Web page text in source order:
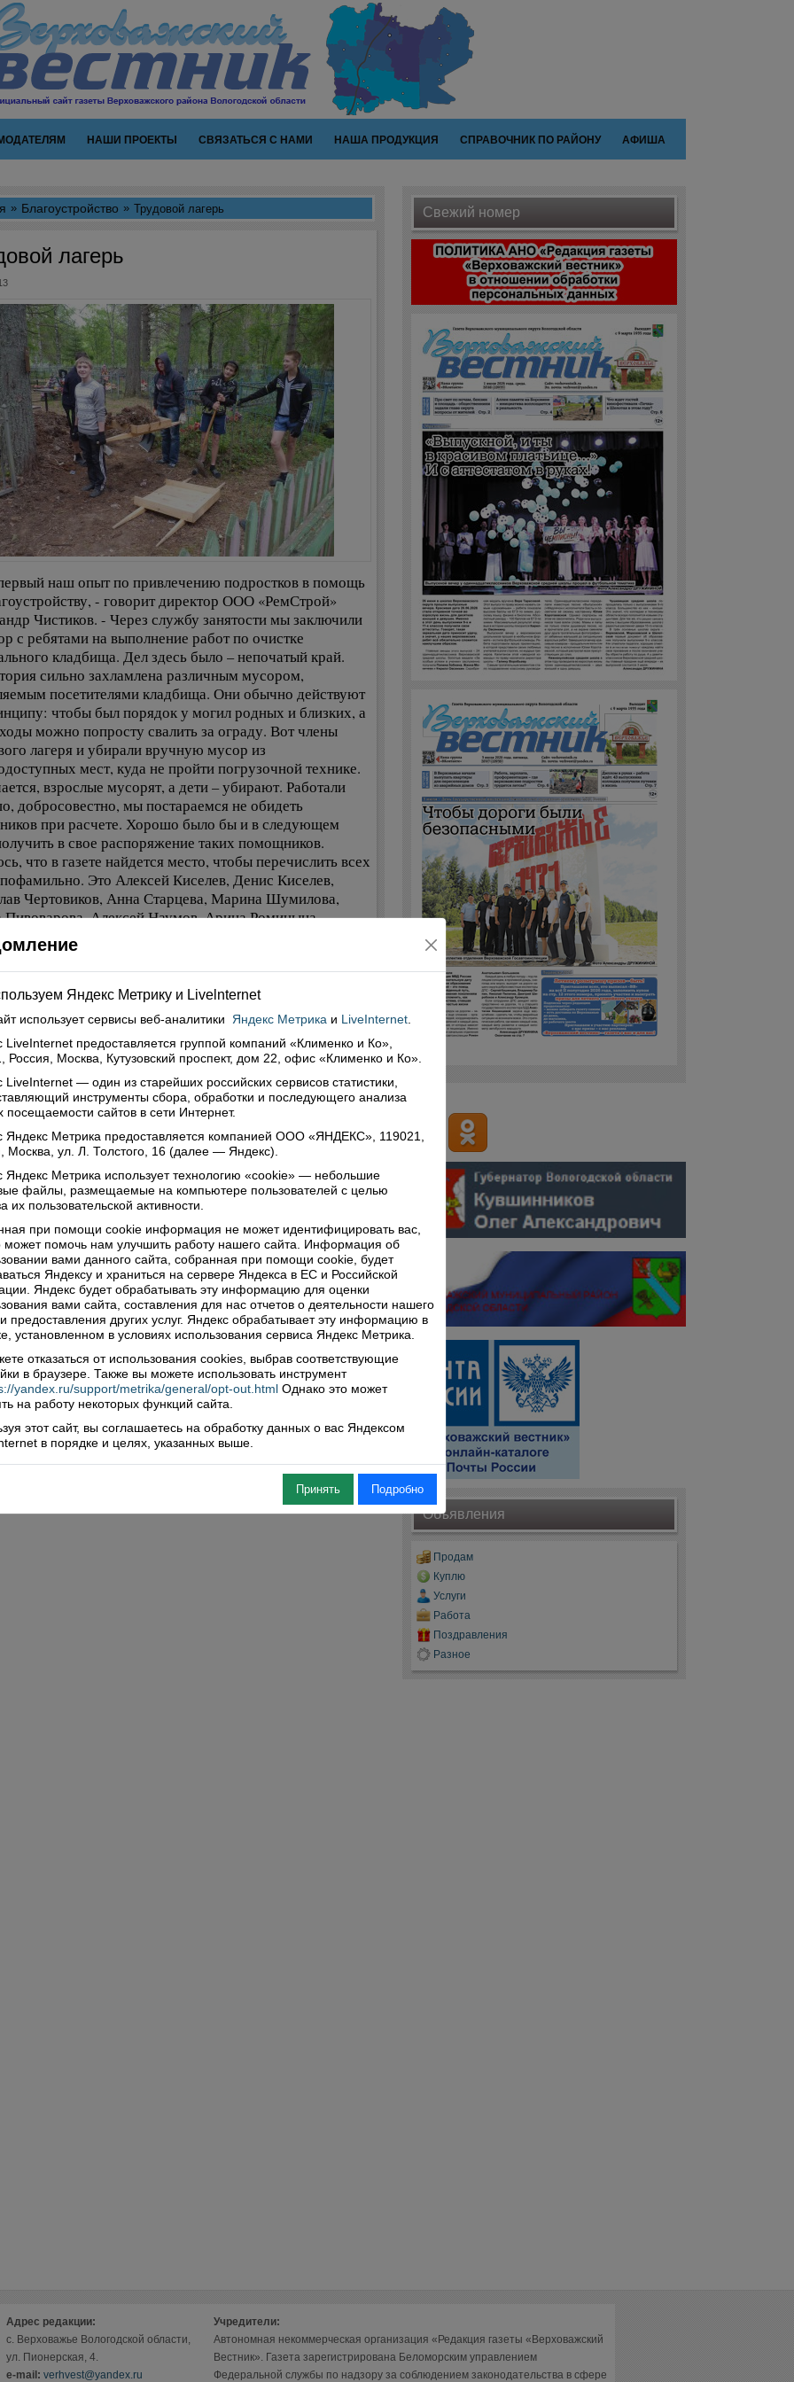
НАШИ ПРОЕКТЫ СВЯЗАТЬСЯ С НАМИ НАША ПРОДУКЦИЯ СПРАВОЧНИК ПО РАЙОНУ АФИША
Благоустройство Трудовой лагерь
лагерь
наш опыт по привлечению подростков в помощь
- говорит директор ООО «РемСтрой»
Чистиков. - Через службу занятости мы заключили
с ребятами на выполнение работ по очистке
кладбища. Дел здесь было – непочатый край.
сильно захламлена различным мусором,
посетителями кладбища. Они обычно действуют
чтобы был порядок у могил родных и близких, а
можно попросту свалить за ограду. Вот члены
лагеря и убирали вручную мусор из
мест, куда не пройти погрузочной технике.
взрослые мусорят, а дети – убирают. Работали
добросовестно, мы постараемся не обидеть
при расчете. Хорошо было бы и в следующем
в свое распоряжение таких помощников.
что в газете найдется место, чтобы перечислить всех
Это Алексей Киселев, Денис Киселев,
Чертовиков, Анна Старцева, Марина Шумилова,
Алексей Наумов, Арина Ромицына,
Ждановская, Вадим Несмелов, Анастасия
Надежда Федяевская, Алена Хахлина.
послесловия.
с представителями мужской части участников
лагеря. Конечно, они рады подвернувшемуся
Может и невеликие, но живые деньги. Впереди еще
летних каникул, и ребята готовы работать дальше.
никто не приглашает. Может так получиться, что этим
здоровым парням и не найдется больше в каникулы
дела. Работодатели не спешат расклеивать по
объявления: «Требуются…». Еще бы. За
и спрос, и ответственность особые.
Басов.
(0)
комментарий
Свежий номер
Объявления
Продам
Куплю
Услуги
Работа
Поздравления
Разное
Адрес редакции:
с. Верховажье Вологодской области,
ул. Пионерская, 4.
е-mail: verhvest@yandex.ru
Учредители:
Автономная некоммерческая организация «Редакция газеты «Верховажский
Вестник». Газета зарегистрирована Беломорским управлением
Федеральной службы по надзору за соблюдением законодательства в сфере
Яндекс Метрику и Livelnternet
использует сервисы веб-аналитики Яндекс Метрика и LiveInternet
LiveInternet предоставляется группой компаний «Клименко и Ко»,
Россия, Москва, Кутузовский проспект, дом 22, офис «Клименко и Ко».
LiveInternet — один из старейших российских сервисов статистики,
инструменты сбора, обработки и последующего анализа
посещаемости сайтов в сети Интернет.
Яндекс Метрика предоставляется компанией ООО «ЯНДЕКС», 119021,
Москва, ул. Л. Толстого, 16 (далее — Яндекс).
Яндекс Метрика использует технологию «cookie» — небольшие
файлы, размещаемые на компьютере пользователей с целью
их пользовательской активности.
при помощи cookie информация не может идентифицировать вас,
может помочь нам улучшить работу нашего сайта. Информация об
вами данного сайта, собранная при помощи cookie, будет
Яндексу и храниться на сервере Яндекса в ЕС и Российской
Яндекс будет обрабатывать эту информацию для оценки
вами сайта, составления для нас отчетов о деятельности нашего
предоставления других услуг. Яндекс обрабатывает эту информацию в
установленном в условиях использования сервиса Яндекс Метрика.
отказаться от использования cookies, выбрав соответствующие
в браузере. Также вы можете использовать инструмент
yandex.ru/support/metrika/general/opt-out.html Однако это может
на работу некоторых функций сайта.
этот сайт, вы соглашаетесь на обработку данных о вас Яндексом
в порядке и целях, указанных выше.
Принять Подробно